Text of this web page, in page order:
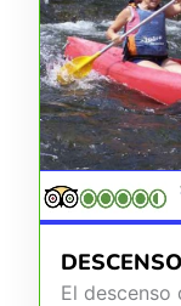
El descenso